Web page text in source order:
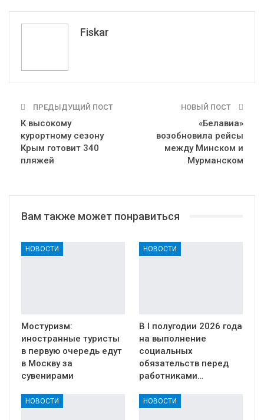
Telegram
Fiskar
ПРЕДЫДУЩИЙ ПОСТ
К высокому
курортному сезону
Крым готовит 340
пляжей
НОВЫЙ ПОСТ
«Белавиа»
возобновила рейсы
между Минском и
Мурманском
Вам также может понравиться
НОВОСТИ
Мостуризм:
иностранные туристы
в первую очередь едут
в Москву за
сувенирами
НОВОСТИ
В I полугодии 2026 года
на выполнение
социальных
обязательств перед
работниками…
НОВОСТИ НОВОСТИ